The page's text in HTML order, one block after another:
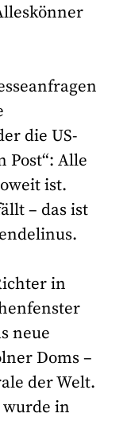
die US-
Post“: Alle
ist.
– das ist
in
neue
Doms –
der Welt.
wurde in